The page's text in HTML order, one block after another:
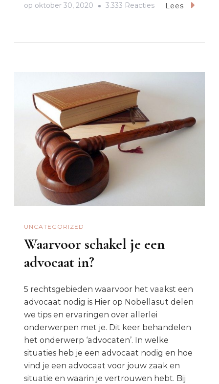
op oktober 30, 2020 3.333 Reactiesop
Lees
UNCATEGORIZED
Waarvoor schakel je een
advocaat in?
5 rechtsgebieden waarvoor het vaakst een
advocaat nodig is Hier op Nobellasut delen
we tips en ervaringen over allerlei
onderwerpen met je. Dit keer behandelen
het onderwerp ‘advocaten’. In welke
situaties heb je een advocaat nodig en hoe
vind je een advocaat voor jouw zaak en
situatie en waarin je vertrouwen hebt. Bij